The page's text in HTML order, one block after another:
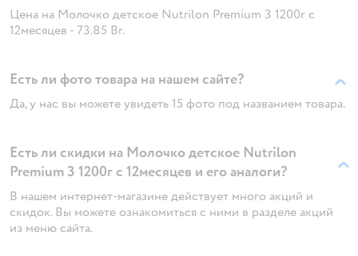
Цена на Молочко детское Nutrilon Premium 3 1200г с
12месяцев - 73.85 Br.
Есть ли фото товара на нашем сайте?
Да, у нас вы можете увидеть 15 фото под названием товара.
Есть ли скидки на Молочко детское Nutrilon
Premium 3 1200г с 12месяцев и его аналоги?
В нашем интернет-магазине действует много акций и
скидок. Вы можете ознакомиться с ними в разделе акций
из меню сайта.